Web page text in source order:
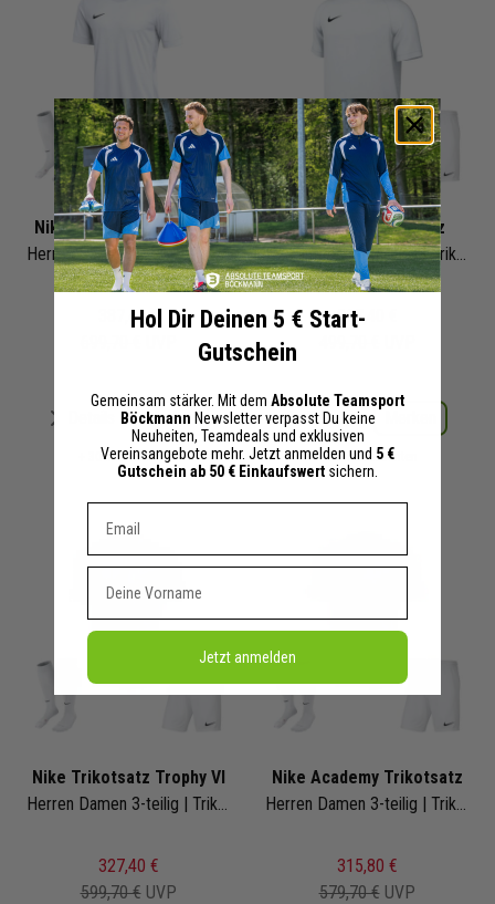
Nike Trikotsatz Strike IV
Herren Damen 3-teilig | Fussball Trikot Short Fussballsocken | Fussball Trikot Set
387,40 €
Merken
+ 30 Interessenten
Nike Park Trikotsatz
Herren Damen 3-teilig | Trikot Short Fussballsocken | Fussball Trikot Set
267,40 €
Details
+ 18 Interessenten
Nike Trikotsatz Trophy VI
327,40 €
599,70 € UVP
Nike Academy Trikotsatz
315,80 €
579,70 € UVP
Hol Dir Deinen 5 € Start-
Gutschein
Gemeinsam stärker. Mit dem Absolute Teamsport
Böckmann Newsletter verpasst Du keine
Neuheiten, Teamdeals und exklusiven
Vereinsangebote mehr. Jetzt anmelden und 5 €
Gutschein ab 50 € Einkaufswert sichern.
Dein E-mail Adresse
Vorname
Jetzt anmelden